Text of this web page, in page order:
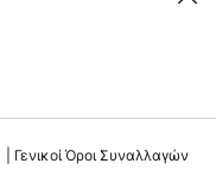
Γενικοί Όροι Συναλλαγών